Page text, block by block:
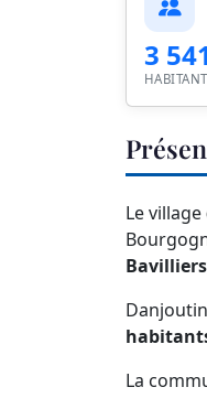
3 541
Le village
Bavilliers
La